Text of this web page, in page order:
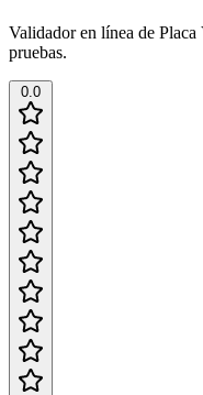
Validador en línea de Placa
pruebas.
0.0